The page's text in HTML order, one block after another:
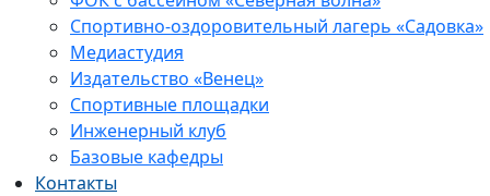
Спортивно-оздоровительный лагерь «Садовка»
Медиастудия
Издательство «Венец»
Спортивные площадки
Инженерный клуб
Базовые кафедры
Контакты